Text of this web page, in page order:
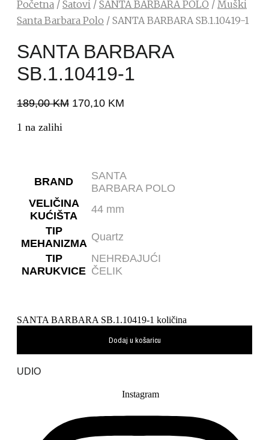
Početna / Satovi / SANTA BARBARA POLO / Muški
Santa Barbara Polo / SANTA BARBARA SB.1.10419-1
SANTA BARBARA
SB.1.10419-1
189,00KM 170,10 KM
1 na zalihi
BRAND
SANTA
BARBARA POLO
VELIČINA
KUĆIŠTA
44 mm
TIP
MEHANIZMA
Quartz
TIP
NARUKVICE
NEHRĐAJUĆI
ČELIK
SANTA BARBARA SB.1.10419-1 količina
Dodaj u košaricu
UDIO
Instagram